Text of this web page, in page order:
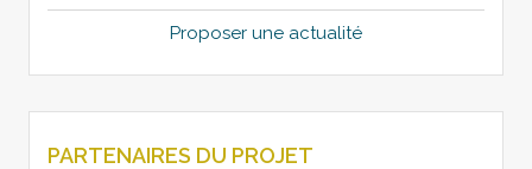
Proposer une actualité
PARTENAIRES DU PROJET